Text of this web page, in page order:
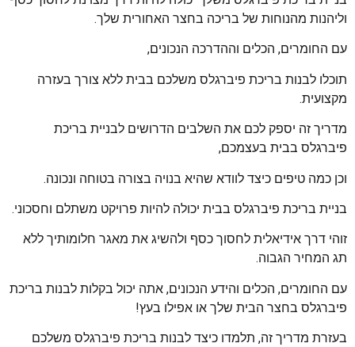
וליהנות מהנוחות של בריכה בחצר האחורית שלך.
עם החומרים, הכלים וההדרכה הנכונים,
תוכלו לבנות בריכת פיברגלס משלכם בבית ללא צורך בעזרה
מקצועית.
מדריך זה יספק לכם את השלבים הדרושים לבניית בריכת
פיברגלס בבית בעצמכם,
וכן כמה טיפים כיצד לוודא שהיא בנויה בצורה בטוחה ונכונה.
בניית בריכת פיברגלס בבית יכולה להיות פרויקט משתלם וחסכוני.
זוהי דרך אידיאלית לחסוך כסף ולהשיג את מאגר חלומותיך ללא
תג המחיר הגבוה.
עם החומרים, הכלים והידע הנכונים, אתה יכול בקלות לבנות בריכת
פיברגלס בחצר הבית שלך או אפילו בעץ!
בעזרת מדריך זה, תלמדו כיצד לבנות בריכת פיברגלס משלכם